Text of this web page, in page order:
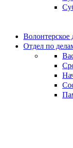
Волонтерское
Отдел по